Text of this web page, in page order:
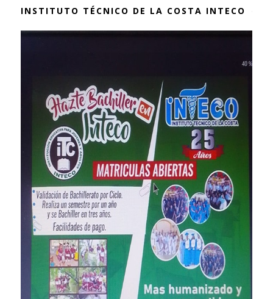
INSTITUTO TÉCNICO DE LA COSTA INTECO